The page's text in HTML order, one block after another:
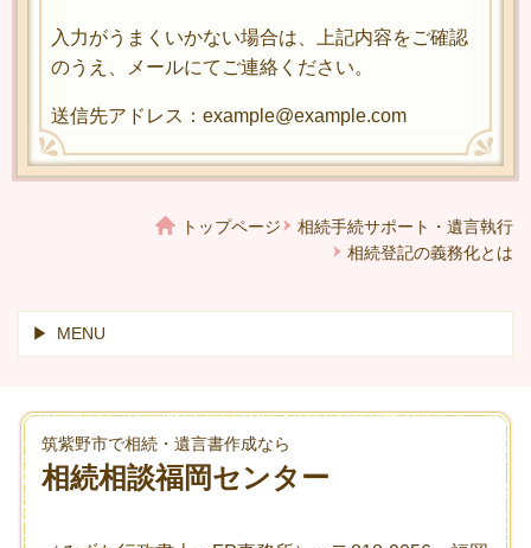
入力がうまくいかない場合は、上記内容をご確認
のうえ、メールにてご連絡ください。
送信先アドレス：example@example.com
トップページ
相続手続サポート・遺言執行
相続登記の義務化とは
MENU
筑紫野市で相続・遺言書作成なら
相続相談福岡センター